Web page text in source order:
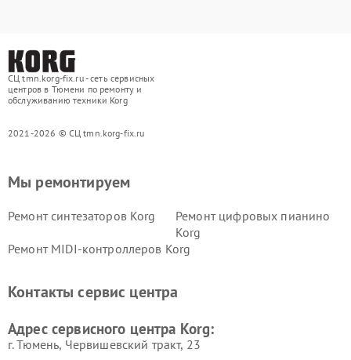
СЦ tmn.korg-fix.ru - сеть сервисных
центров в Тюмени по ремонту и
обслуживанию техники Korg
2021-2026 © СЦ tmn.korg-fix.ru
Мы ремонтируем
Ремонт синтезаторов Korg
Ремонт цифровых пианино
Korg
Ремонт MIDI-контроллеров Korg
Контакты сервис центра
Адрес сервисного центра Korg:
г. Тюмень, ​Червишевский тракт, 23